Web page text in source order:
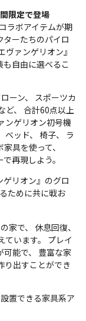
限定で登場
ラボアイテムが期
ーたちのパイロ
ァンゲリオン』
自由に選べるこ
ーン、 スポーツカ
ど、 合計60点以上
ンゲリオン初号機
ッド、 椅子、 ラ
具を使って、
再現しよう。
リオン』のグロ
ために共に戦お
で、 休息回復、
ています。 プレイ
能で、 豊富な家
り出すことができ
置できる家具系ア